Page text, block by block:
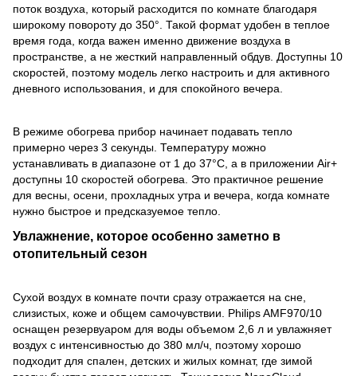
поток воздуха, который расходится по комнате благодаря
широкому повороту до 350°. Такой формат удобен в теплое
время года, когда важен именно движение воздуха в
пространстве, а не жесткий направленный обдув. Доступны 10
скоростей, поэтому модель легко настроить и для активного
дневного использования, и для спокойного вечера.
В режиме обогрева прибор начинает подавать тепло
примерно через 3 секунды. Температуру можно
устанавливать в диапазоне от 1 до 37°C, а в приложении Air+
доступны 10 скоростей обогрева. Это практичное решение
для весны, осени, прохладных утра и вечера, когда комнате
нужно быстрое и предсказуемое тепло.
Увлажнение, которое особенно заметно в
отопительный сезон
Сухой воздух в комнате почти сразу отражается на сне,
слизистых, коже и общем самочувствии. Philips AMF970/10
оснащен резервуаром для воды объемом 2,6 л и увлажняет
воздух с интенсивностью до 380 мл/ч, поэтому хорошо
подходит для спален, детских и жилых комнат, где зимой